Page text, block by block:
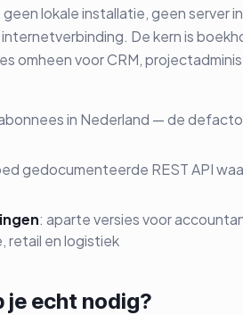
lokale installatie, geen server
De kern is
omheen voor CRM,
in Nederland — de
gedocumenteerde REST API
: aparte versies voor
retail en logistiek
je echt nodig?